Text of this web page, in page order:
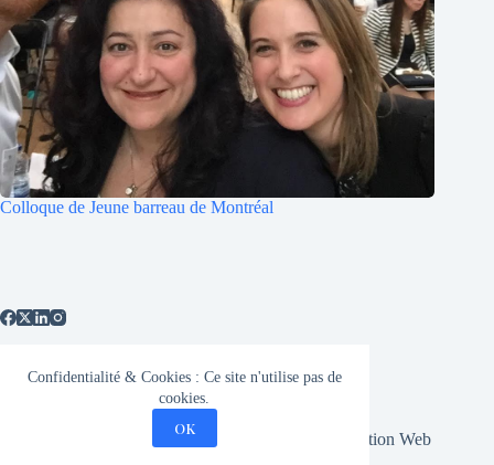
Confidentialité & Cookies : Ce site n'utilise pas de
cookies.
OK
Colloque de Jeune barreau de Montréal
Politique de confidentialité
Plan du site
Copyright © 2026 - Mourani-Criminologie | Conception Web